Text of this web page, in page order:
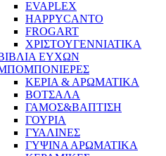
EVAPLEX
HAPPYCANTO
FROGART
ΧΡΙΣΤΟΥΓΕΝΝΙΑΤΙΚΑ
ΕΥΧΩΝ
ΚΕΡΙΑ & ΑΡΩΜΑΤΙΚΑ
ΒΟΤΣΑΛΑ
ΓΑΜΟΣ&ΒΑΠΤΙΣΗ
ΓΟΥΡΙΑ
ΓΥΑΛΙΝΕΣ
ΓΥΨΙΝΑ ΑΡΩΜΑΤΙΚΑ